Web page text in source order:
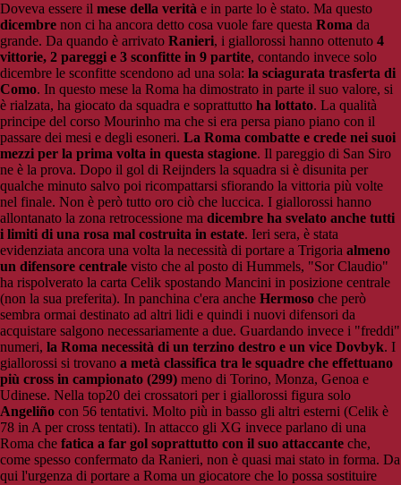
Doveva essere il mese della verità e in parte lo è stato. Ma questo
dicembre non ci ha ancora detto cosa vuole fare questa Roma da
grande. Da quando è arrivato Ranieri, i giallorossi hanno ottenuto 4
vittorie, 2 pareggi e 3 sconfitte in 9 partite, contando invece solo
dicembre le sconfitte scendono ad una sola: la sciagurata trasferta di
Como. In questo mese la Roma ha dimostrato in parte il suo valore, si
è rialzata, ha giocato da squadra e soprattutto ha lottato. La qualità
principe del corso Mourinho ma che si era persa piano piano con il
passare dei mesi e degli esoneri. La Roma combatte e crede nei suoi
mezzi per la prima volta in questa stagione. Il pareggio di San Siro
ne è la prova. Dopo il gol di Reijnders la squadra si è disunita per
qualche minuto salvo poi ricompattarsi sfiorando la vittoria più volte
nel finale. Non è però tutto oro ciò che luccica. I giallorossi hanno
allontanato la zona retrocessione ma dicembre ha svelato anche tutti
i limiti di una rosa mal costruita in estate. Ieri sera, è stata
evidenziata ancora una volta la necessità di portare a Trigoria almeno
un difensore centrale visto che al posto di Hummels, "Sor Claudio"
ha rispolverato la carta Celik spostando Mancini in posizione centrale
(non la sua preferita). In panchina c'era anche Hermoso che però
sembra ormai destinato ad altri lidi e quindi i nuovi difensori da
acquistare salgono necessariamente a due. Guardando invece i "freddi"
numeri, la Roma necessità di un terzino destro e un vice Dovbyk. I
giallorossi si trovano a metà classifica tra le squadre che effettuano
più cross in campionato (299) meno di Torino, Monza, Genoa e
Udinese. Nella top20 dei crossatori per i giallorossi figura solo
Angeliño con 56 tentativi. Molto più in basso gli altri esterni (Celik è
78 in A per cross tentati). In attacco gli XG invece parlano di una
Roma che fatica a far gol soprattutto con il suo attaccante che,
come spesso confermato da Ranieri, non è quasi mai stato in forma. Da
qui l'urgenza di portare a Roma un giocatore che lo possa sostituire